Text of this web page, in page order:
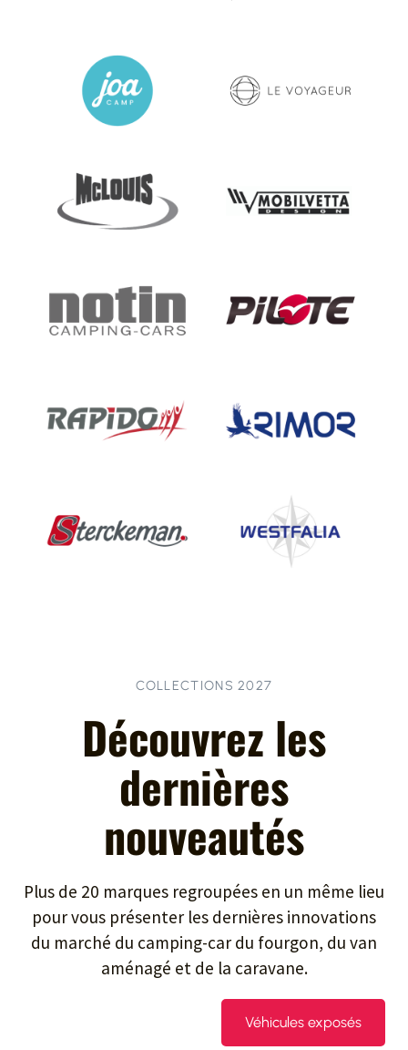
COLLECTIONS 2027
Découvrez les
dernières
nouveautés
Plus de 20 marques regroupées en un même lieu
pour vous présenter les dernières innovations
du marché du camping-car du fourgon, du van
aménagé et de la caravane.
Véhicules exposés